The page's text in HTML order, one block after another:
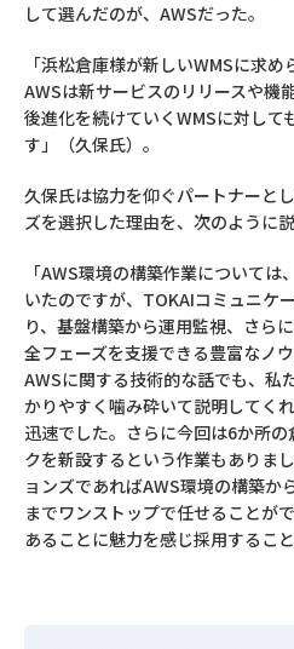
して選んだのが、AWSだった。
「浜松倉庫様が新しいWMSに求め
AWSは新サービスのリリースや機
後進化を続けていくWMSに対して
す」（久保氏）。
久保氏は協力を仰ぐパートナーと
ズを選択した理由を、次のように説
「AWS環境の構築作業について
いたのですが、TOKAIコミュニケ
り、基盤構築から運用監視、さら
全フェーズを支援できる豊富なノ
AWSに関する技術的な話でも、私
かりやすく噛み砕いて説明してく
迅速でした。さらに今回は6か所
クを新設するという作業もありま
ョンズであればAWS環境の構築か
までワンストップで任せることが
あることに魅力を感じ採用するこ